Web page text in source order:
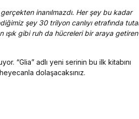
inanılmazdı. Her şey bu kadar
şey 30 trilyon canlıyı etrafında
ışık gibi ruh da hücreleri bir araya
“Glia” adlı yeni serinin bu ilk kitabını
dolaşacaksınız.